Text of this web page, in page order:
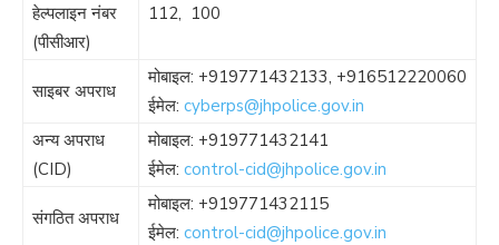
हेल्पलाइन नंबर
(पीसीआर)
112, 100
साइबर अपराध
मोबाइल: +919771432133, +916512220060
ईमेल: cyberps@jhpolice.gov.in
अन्य अपराध
(CID)
मोबाइल: +919771432141
ईमेल: control-cid@jhpolice.gov.in
संगठित अपराध
मोबाइल: +919771432115
ईमेल: control-cid@jhpolice.gov.in